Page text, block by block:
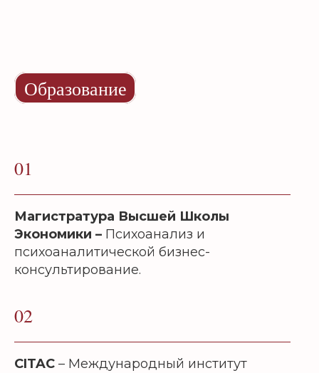
Образование
01
Магистратура Высшей Школы
Экономики – Психоанализ и
психоаналитической бизнес-
консультирование.
02
CITAC – Международный институт